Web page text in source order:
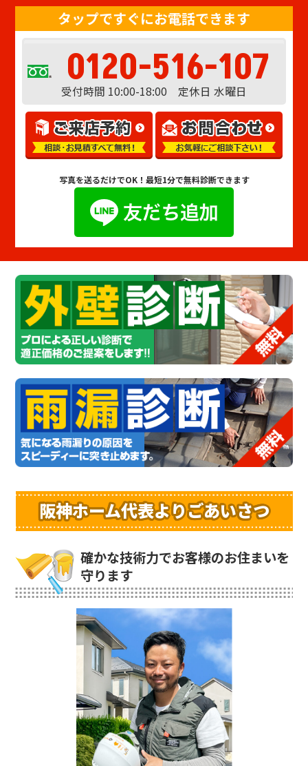
タップですぐにお電話できます
0120-516-107
受付時間 10:00-18:00 定休日 水曜日
写真を送るだけでOK！ 最短1分で無料診断できます
阪神ホーム代表よりごあいさつ
確かな技術力でお客様のお住まいを
守ります